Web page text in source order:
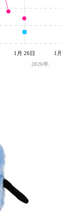
2026年
1月 26日 1